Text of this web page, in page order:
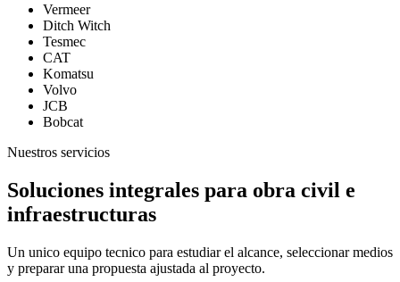
Vermeer
Ditch Witch
Tesmec
CAT
Komatsu
Volvo
JCB
Bobcat
Nuestros servicios
Soluciones integrales para obra civil e
infraestructuras
Un unico equipo tecnico para estudiar el alcance, seleccionar medios
y preparar una propuesta ajustada al proyecto.